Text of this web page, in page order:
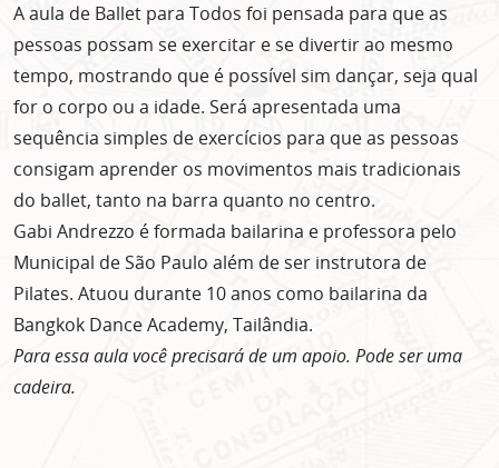
A aula de Ballet para Todos foi pensada para que as
pessoas possam se exercitar e se divertir ao mesmo
tempo, mostrando que é possível sim dançar, seja qual
for o corpo ou a idade. Será apresentada uma
sequência simples de exercícios para que as pessoas
consigam aprender os movimentos mais tradicionais
do ballet, tanto na barra quanto no centro.
Gabi Andrezzo é formada bailarina e professora pelo
Municipal de São Paulo além de ser instrutora de
Pilates. Atuou durante 10 anos como bailarina da
Bangkok Dance Academy, Tailândia.
Para essa aula você precisará de um apoio. Pode ser uma
cadeira.